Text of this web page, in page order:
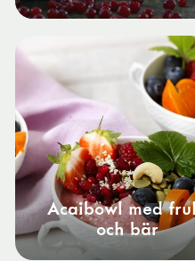
Acaibowl med
och bär